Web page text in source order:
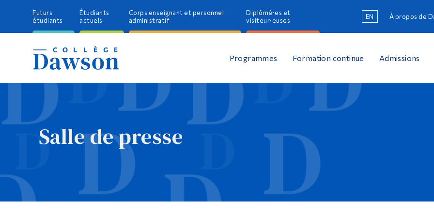
Futurs
étudiants
Étudiants
actuels
Corps enseignant et personnel
administratif
Diplômé·es et
visiteur·euses
EN À propos de
Programmes Formation continue Admissions
Salle de presse